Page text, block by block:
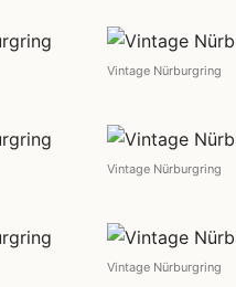
Vintage Nürburgring
Vintage Nürburgring
Vintage Nürburgring